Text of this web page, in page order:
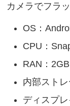
カメラでフラ
OS：
CPU：
RAN：2GB
内部スト
ディスプ